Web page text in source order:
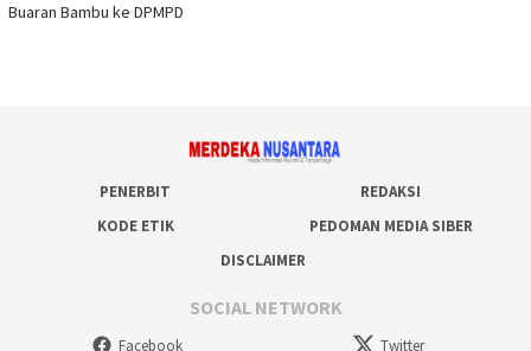
Buaran Bambu ke DPMPD
PENERBIT
REDAKSI
KODE ETIK
PEDOMAN MEDIA SIBER
DISCLAIMER
SOCIAL NETWORK
Facebook Twitter